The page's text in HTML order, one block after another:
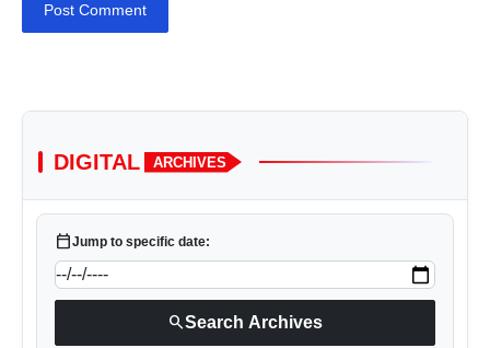
Post Comment
DIGITAL ARCHIVES
calendar_todayJump to specific date:
searchSearch Archives